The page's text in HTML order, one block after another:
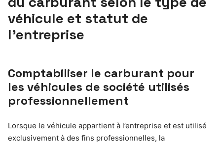
véhicule et statut de
l’entreprise
Comptabiliser le carburant pour
les véhicules de société utilisés
professionnellement
Lorsque le véhicule appartient à l’entreprise et est utilisé
exclusivement à des fins professionnelles, la